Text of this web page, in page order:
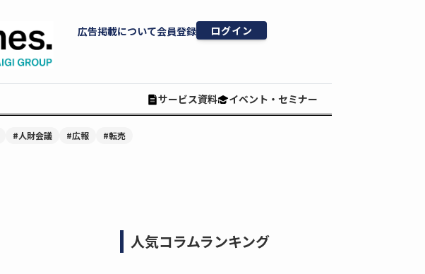
広告掲載について会員登録 ログイン
サービス資料 イベント・セミナー
#人財会議 #広報 #転売
人気コラムランキング